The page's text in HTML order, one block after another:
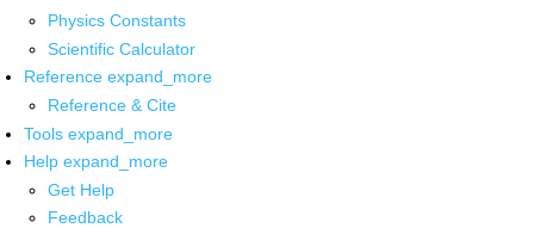
Physics Constants
Scientific Calculator
Reference expand_more
Reference & Cite
Tools expand_more
Help expand_more
Get Help
Feedback